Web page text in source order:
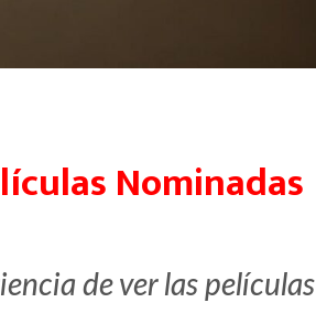
Nominadas
de ver las películas